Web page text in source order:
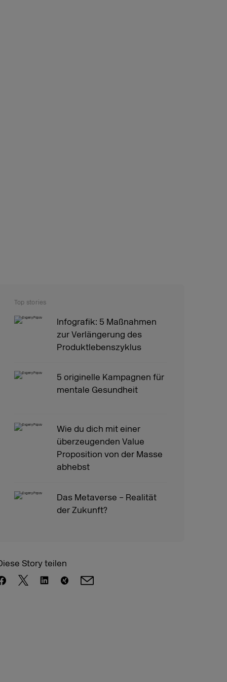
Top stories
Infografik: 5 Maßnahmen
zur Verlängerung des
Produktlebenszyklus
5 originelle Kampagnen für
mentale Gesundheit
Wie du dich mit einer
überzeugenden Value
Proposition von der Masse
abhebst
Das Metaverse – Realität
der Zukunft?
Story teilen